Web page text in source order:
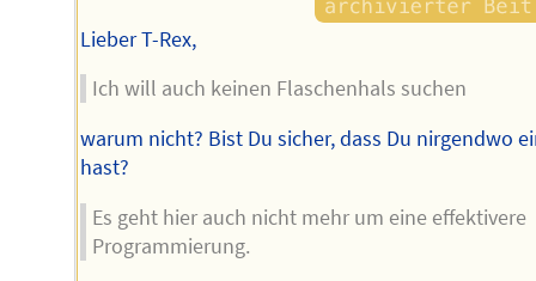
Lieber T-Rex,
Ich will auch keinen Flaschenhals suchen
warum nicht? Bist Du sicher, dass Du nirgendwo
hast?
Es geht hier auch nicht mehr um eine effektivere
Programmierung.